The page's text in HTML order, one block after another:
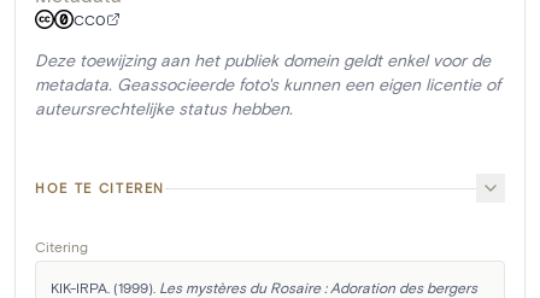
CC0
Deze toewijzing aan het publiek domein geldt enkel voor de
metadata. Geassocieerde foto's kunnen een eigen licentie of
auteursrechtelijke status hebben.
HOE TE CITEREN
Citering
KIK-IRPA. (1999). Les mystères du Rosaire : Adoration des bergers